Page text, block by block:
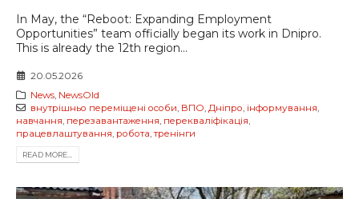
In May, the “Reboot: Expanding Employment
Opportunities” team officially began its work in Dnipro.
This is already the 12th region...
20.05.2026
News, NewsOld
внутрішньо переміщені особи, ВПО, Дніпро, інформування,
навчання, перезавантаження, перекваліфікація,
працевлаштування, робота,тренінги
READ MORE...